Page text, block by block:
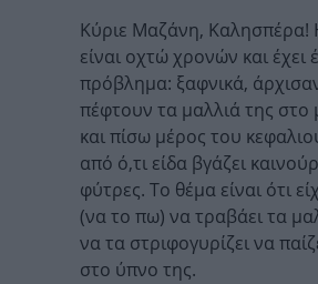
Κύριε Μαζάνη, Καλησπέρα!
είναι οχτώ χρονών και έχει
πρόβλημα: ξαφνικά,
πέφτουν τα μαλλιά της στο
και πίσω μέρος του
από ό,τι είδα βγάζει
φύτρες. Το θέμα είναι ότι
(να το πω) να τραβάει τα
να τα στριφογυρίζει να
στο ύπνο της.